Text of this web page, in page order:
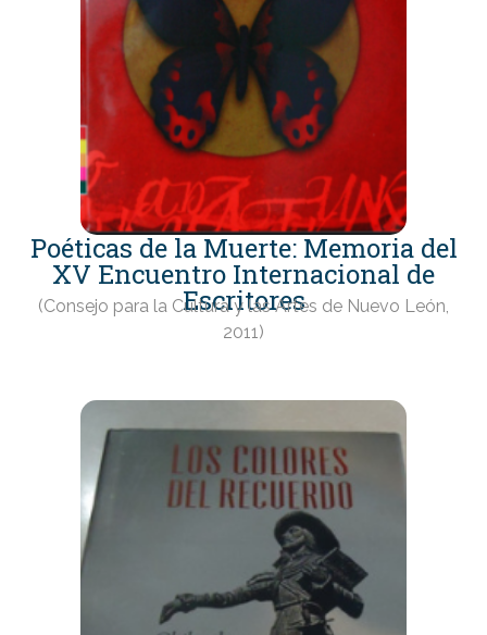
Poéticas de la Muerte: Memoria del
XV Encuentro Internacional de
Escritores
(Consejo para la Cultura y las Artes de Nuevo León,
2011)